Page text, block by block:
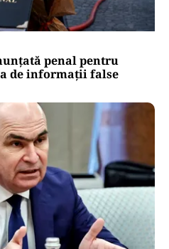
penal pentru
de informații false